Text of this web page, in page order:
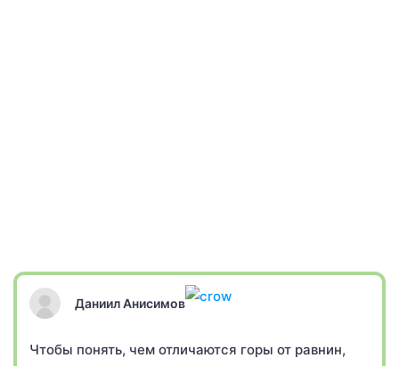
Даниил Анисимов
Чтобы понять, чем отличаются горы от равнин,